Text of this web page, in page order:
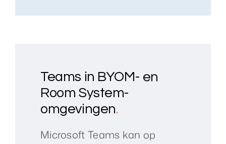
Teams in BYOM- en
Room System-
omgevingen.
Microsoft Teams kan op